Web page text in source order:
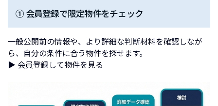
① 会員登録で限定物件をチェック
一般公開前の情報や、より詳細な判断材料を確認しなが
ら、自分の条件に合う物件を探せます。
▶ 会員登録して物件を見る